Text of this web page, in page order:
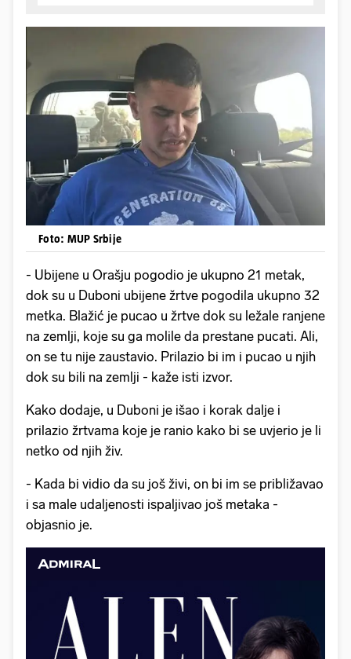
Foto: MUP Srbije
- Ubijene u Orašju pogodio je ukupno 21 metak,
dok su u Duboni ubijene žrtve pogodila ukupno 32
metka. Blažić je pucao u žrtve dok su ležale ranjene
na zemlji, koje su ga molile da prestane pucati. Ali,
on se tu nije zaustavio. Prilazio bi im i pucao u njih
dok su bili na zemlji - kaže isti izvor.
Kako dodaje, u Duboni je išao i korak dalje i
prilazio žrtvama koje je ranio kako bi se uvjerio je li
netko od njih živ.
- Kada bi vidio da su još živi, on bi im se približavao
i sa male udaljenosti ispaljivao još metaka -
objasnio je.